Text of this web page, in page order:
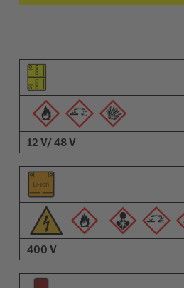
Elemento piktograma
Įspėjimų piktogramos
Aprašymas
12 V/ 48 V
400 V